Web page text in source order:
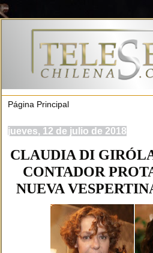
jueves, 12 de julio de 2018
CLAUDIA DI
CONTADOR
NUEVA